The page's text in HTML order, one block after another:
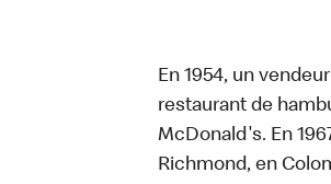
En 1954, un
restaurant de
McDonald's. En
Richmond, en